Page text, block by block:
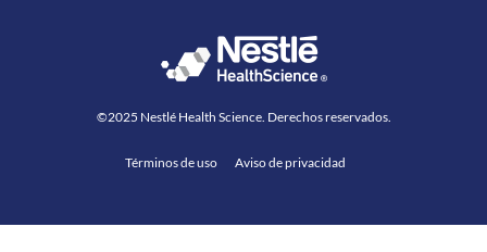
©2025 Nestlé Health Science. Derechos reservados.
Términos de uso Aviso de privacidad